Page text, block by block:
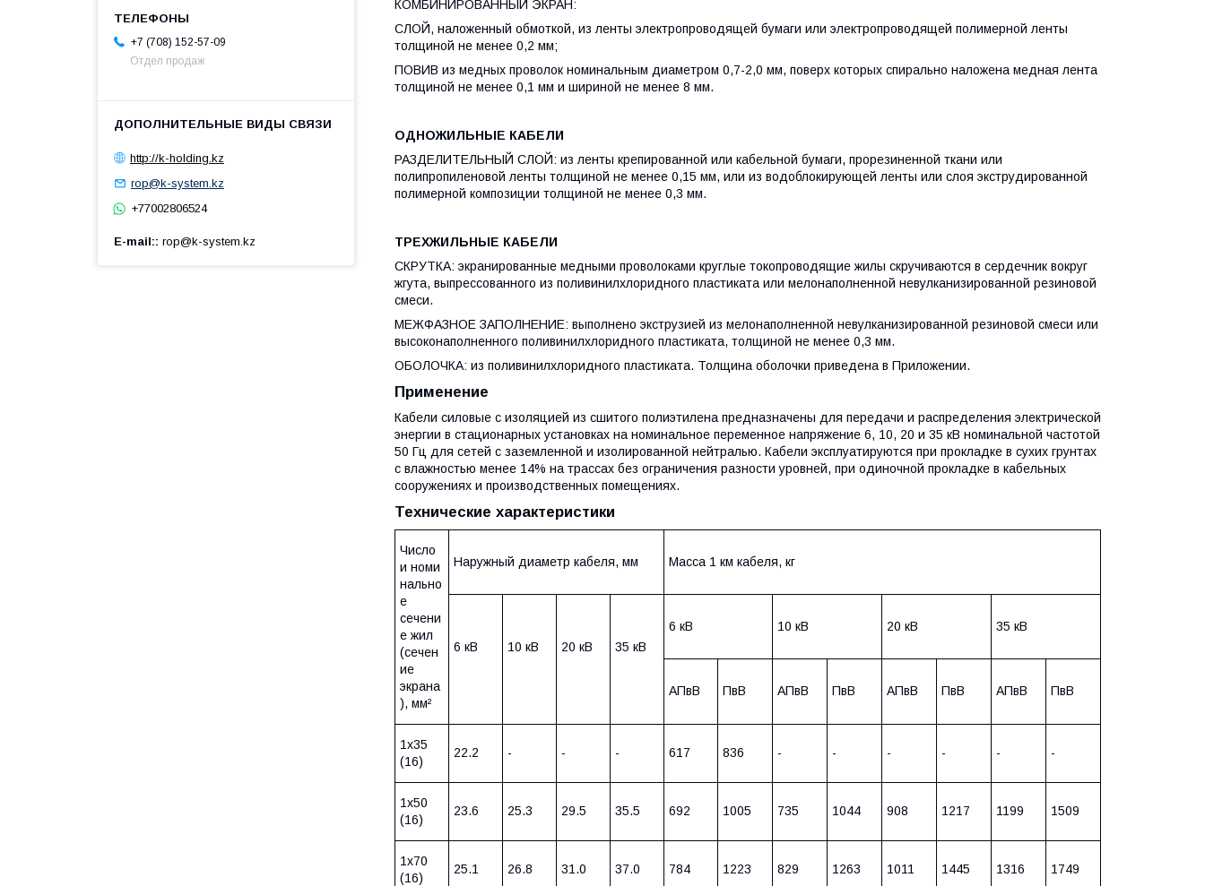
КОМБИНИРОВАННЫЙ ЭКРАН:
СЛОЙ, наложенный обмоткой, из ленты электропроводящей бумаги или электропроводящей полимерной ленты
толщиной не менее 0,2 мм;
ПОВИВ из медных проволок номинальным диаметром 0,7-2,0 мм, поверх которых спирально наложена медная лента
толщиной не менее 0,1 мм и шириной не менее 8 мм.
ОДНОЖИЛЬНЫЕ КАБЕЛИ
РАЗДЕЛИТЕЛЬНЫЙ СЛОЙ: из ленты крепированной или кабельной бумаги, прорезиненной ткани или
полипропиленовой ленты толщиной не менее 0,15 мм, или из водоблокирующей ленты или слоя экструдированной
полимерной композиции толщиной не менее 0,3 мм.
ТРЕХЖИЛЬНЫЕ КАБЕЛИ
СКРУТКА: экранированные медными проволоками круглые токопроводящие жилы скручиваются в сердечник вокруг
жгута, выпрессованного из поливинилхлоридного пластиката или мелонаполненной невулканизированной резиновой
смеси.
МЕЖФАЗНОЕ ЗАПОЛНЕНИЕ: выполнено экструзией из мелонаполненной невулканизированной резиновой смеси или
высоконаполненного поливинилхлоридного пластиката, толщиной не менее 0,3 мм.
ОБОЛОЧКА: из поливинилхлоридного пластиката. Толщина оболочки приведена в Приложении.
Применение
Кабели силовые с изоляцией из сшитого полиэтилена предназначены для передачи и распределения электрической
энергии в стационарных установках на номинальное переменное напряжение 6, 10, 20 и 35 кВ номинальной частотой
50 Гц для сетей с заземленной и изолированной нейтралью. Кабели эксплуатируются при прокладке в сухих грунтах
с влажностью менее 14% на трассах без ограничения разности уровней, при одиночной прокладке в кабельных
сооружениях и производственных помещениях.
Технические характеристики
Число
и номи
нально
е
сечени
е жил
(сечен
ие
экрана
), мм²
Наружный диаметр кабеля, мм Масса 1 км кабеля, кг
6 кВ 10 кВ 20 кВ 35 кВ
6 кВ 10 кВ 20 кВ 35 кВ
АПвВ ПвВ АПвВ ПвВ АПвВ ПвВ АПвВ ПвВ
1х35
(16)
22.2 - - - 617 836 - - - - - -
1х50
(16)
23.6 25.3 29.5 35.5 692 1005 735 1044 908 1217 1199 1509
1х70
(16)
25.1 26.8 31.0 37.0 784 1223 829 1263 1011 1445 1316 1749
+7 (708) 152-57-09
Отдел продаж
http://k-holding.kz
rop@k-system.kz
+77002806524
E-mail: rop@k-system.kz